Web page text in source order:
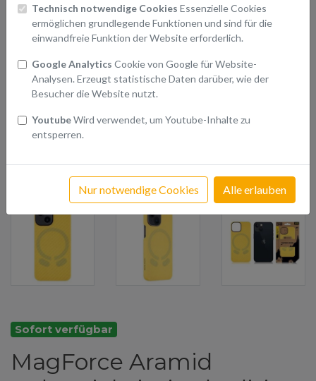
Technisch notwendige Cookies Essenzielle Cookies
ermöglichen grundlegende Funktionen und sind für die
einwandfreie Funktion der Website erforderlich.
Google Analytics Cookie von Google für Website-
Analysen. Erzeugt statistische Daten darüber, wie der
Besucher die Website nutzt.
YoutubeWird verwendet, um Youtube-Inhalte zu
entsperren.
Nur notwendige Cookies Alle erlauben
Sofort verfügbar
MagForce Aramid